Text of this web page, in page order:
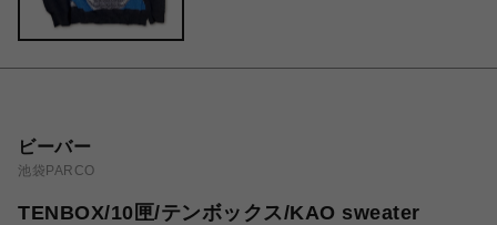
ビーバー
池袋PARCO
TENBOX/10匣/テンボックス/KAO sweater